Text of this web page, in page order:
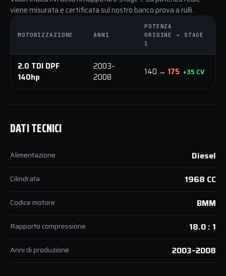
viene misurata e certificata sul nostro banco prova a rulli.
MOTORIZZAZIONE ANNI
POTENZA
ORIGINE → STAGE
1
2.0 TDI DPF
140hp
2003–
2008
140 → 175 +35 CV
DATI TECNICI
Alimentazione Diesel
Cilindrata 1968 CC
Codice motore BMM
Rapporto compressione 18.0 : 1
Anni di produzione 2003–2008